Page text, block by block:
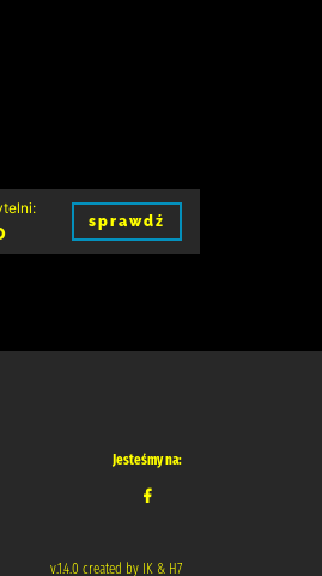
sprawdź
Jesteśmy na:
v.1.4.0 created by IK & H7